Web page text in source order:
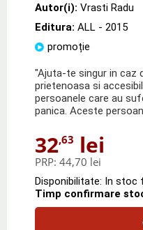
Autor(i): Vrasti Radu
Editura: ALL - 2015
promoție
"Ajuta-te singur in caz
prietenoasa si
persoanele care au
panica. Aceste
32,63 lei
PRP: 44,70 lei
Disponibilitate: In stoc
Timp confirmare